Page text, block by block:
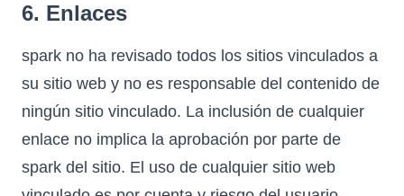
6. Enlaces
spark no ha revisado todos los sitios vinculados a
su sitio web y no es responsable del contenido de
ningún sitio vinculado. La inclusión de cualquier
enlace no implica la aprobación por parte de
spark del sitio. El uso de cualquier sitio web